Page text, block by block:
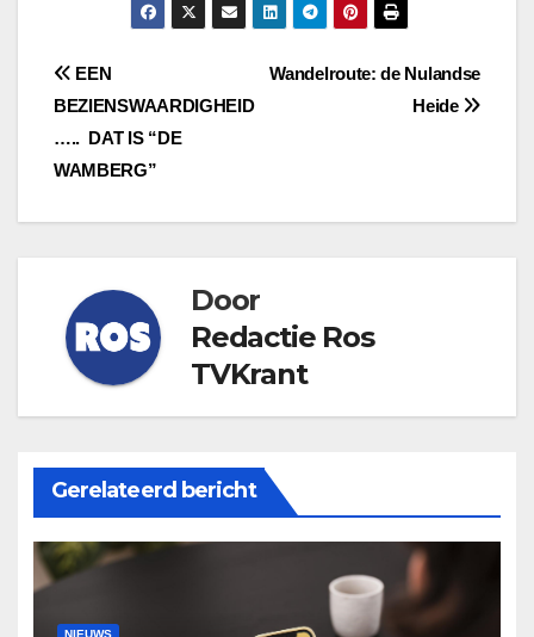
Bericht
navigatie
Wandelroute: de Nulandse
Heide
EEN
BEZIENSWAARDIGHEID
….. DAT IS “DE
WAMBERG”
Door
Redactie Ros
TVKrant
Gerelateerd bericht
NIEUWS